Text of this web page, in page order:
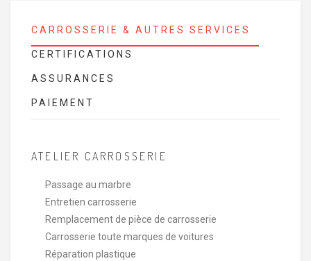
CARROSSERIE & AUTRES SERVICES
CERTIFICATIONS
ASSURANCES
PAIEMENT
ATELIER CARROSSERIE
Passage au marbre
Entretien carrosserie
Remplacement de pièce de carrosserie
Carrosserie toute marques de voitures
Réparation plastique